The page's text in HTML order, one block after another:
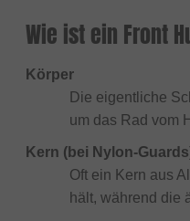
Wie ist ein Front
Körper
Die eigentliche
um das Rad vom
Kern (bei Nylon-
Oft ein Kern aus
hält, während die